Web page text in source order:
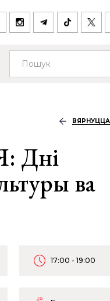
Дні
ва
17:00 - 19:00